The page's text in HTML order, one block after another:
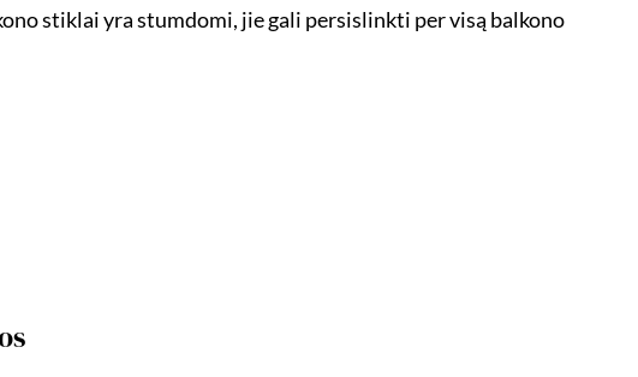
stiklai yra stumdomi, jie gali persislinkti per visą balkono